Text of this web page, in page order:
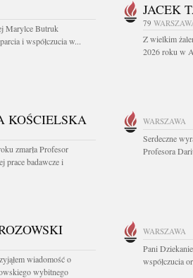
Marylce Butruk
i współczucia w...
JACEK
79
Z wielkim
2026 roku w
KOŚCIELSKA
zmarła Profesor
prace badawcze i
WARSZAWA
Serdeczne
Profesora
wiadomość o
wybitnego
WARSZAWA
Pani
współczucia